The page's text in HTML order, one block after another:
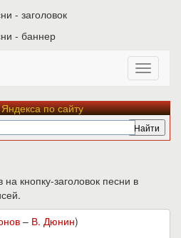
по сайту
кнопку-заголовок песни в
– В. Дюнин)